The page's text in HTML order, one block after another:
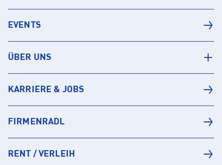
EVENTS
ÜBER UNS
KARRIERE & JOBS
FIRMENRADL
RENT / VERLEIH